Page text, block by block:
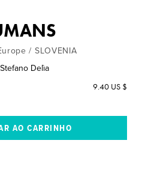
/ SLOVENIA
Stefano Delìa
9.40 US $